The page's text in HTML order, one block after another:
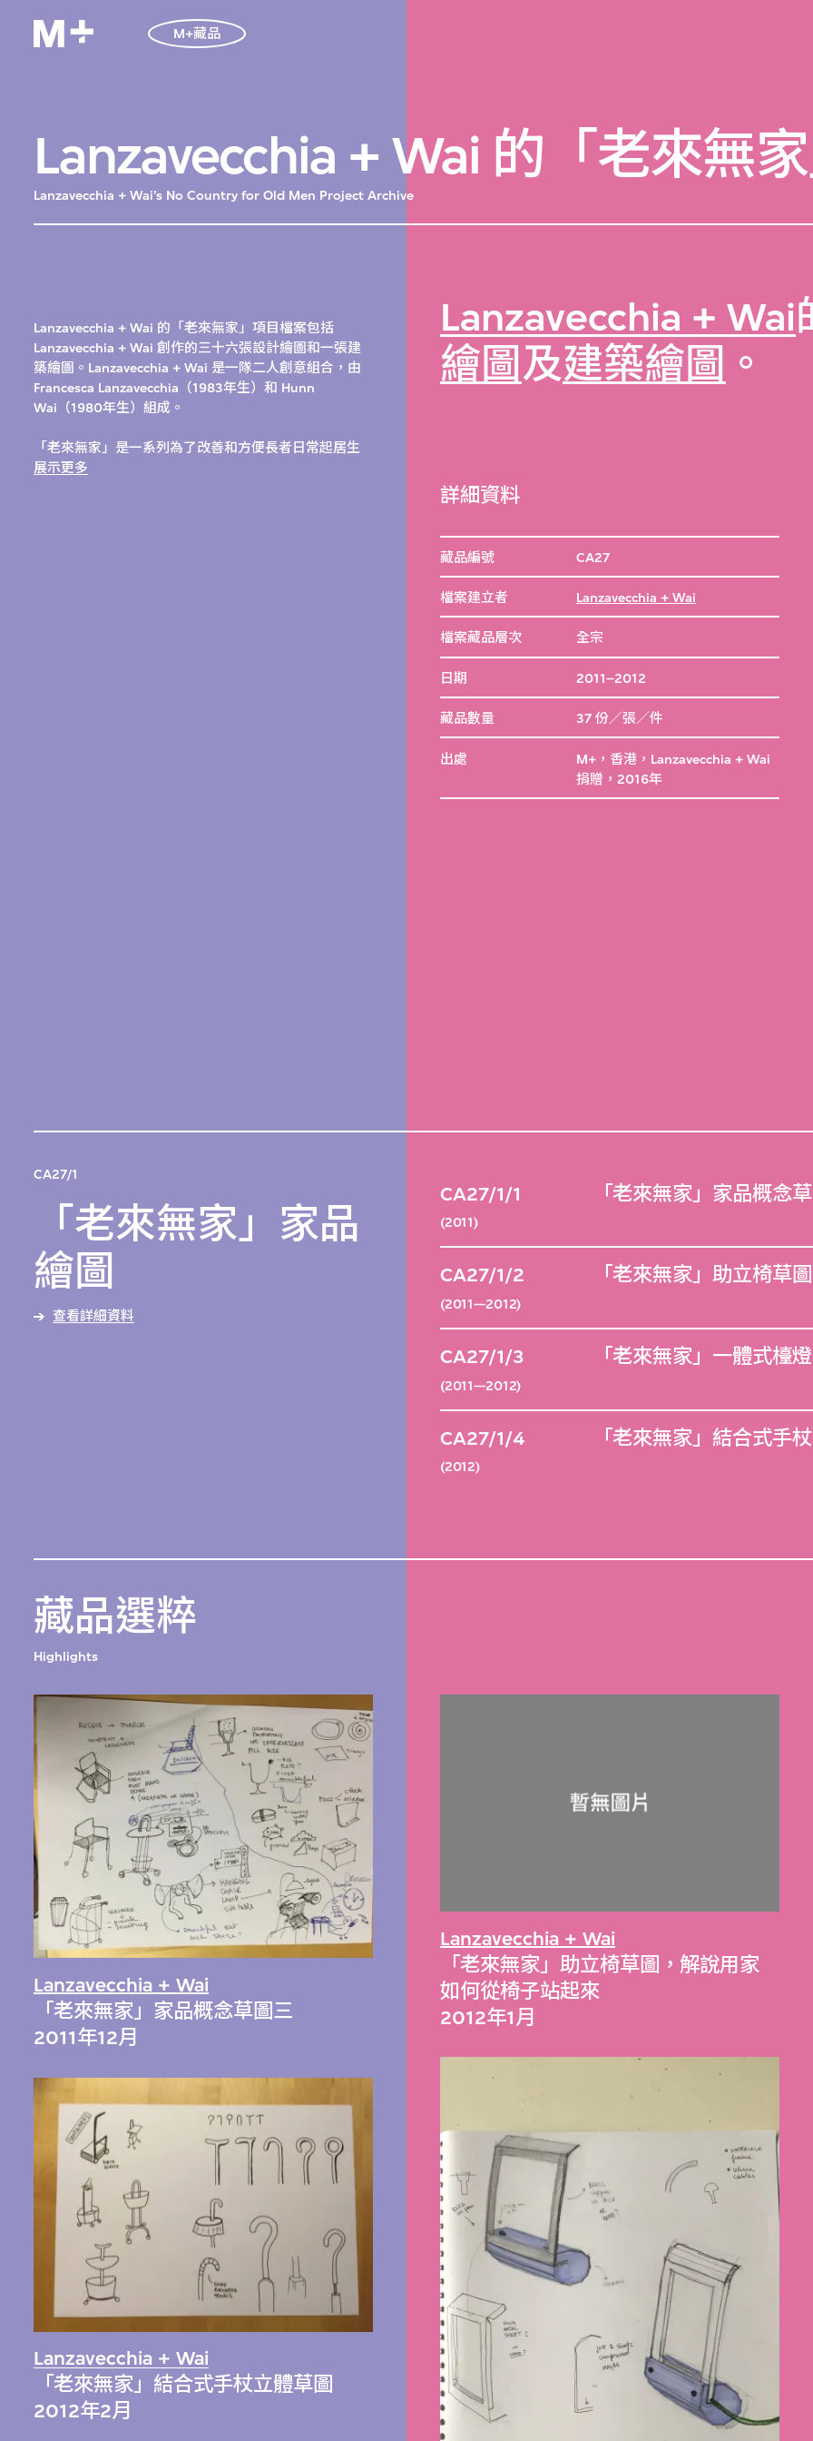
M+藏品
Lanzavecchia + Wai 的「老來無
Lanzavecchia + Wai’s No Country for Old Men Project Archive
Lanzavecchia + Wai 的「老來無家」項目檔案包括
Lanzavecchia + Wai 創作的三十六張設計繪圖和一張建
築繪圖。Lanzavecchia + Wai 是一隊二人創意組合，由
Francesca Lanzavecchia（1983年生）和 Hunn
Wai（1980年生）組成。
「老來無家」是一系列為了改善和方便長者日常起居生
活而設計的物品，當中包括三種不同設計：結合式手杖
展示更多
Lanzavecchia + Wai
繪圖及建築繪圖 。
詳細資料
藏品編號 CA27
檔案建立者 Lanzavecchia + Wai
檔案藏品層次 全宗
日期 2011–2012
藏品數量 37 份／張／件
出處
M+，香港，Lanzavecchia + Wai
捐贈，2016年
CA27/1
「老來無家」家品
繪圖
查看詳細資料
CA27/1/1
(2011)
「老來無家」家品概念
CA27/1/2
(2011—2012)
「老來無家」助立椅草圖
CA27/1/3
(2011—2012)
「老來無家」一體式檯
CA27/1/4
(2012)
「老來無家」結合式手
藏品選粹
Highlights
Lanzavecchia + Wai
「老來無家」家品概念草圖三
2011年12月
Lanzavecchia + Wai
「老來無家」結合式手杖立體草圖
2012年2月
Lanzavecchia + Wai
「老來無家」助立椅草圖，解說用家
如何從椅子站起來
2012年1月